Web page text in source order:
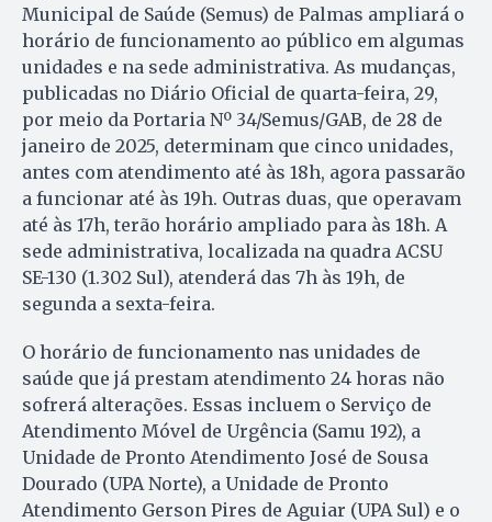
Municipal de Saúde (Semus) de Palmas ampliará o
horário de funcionamento ao público em algumas
unidades e na sede administrativa. As mudanças,
publicadas no Diário Oficial de quarta-feira, 29,
por meio da Portaria Nº 34/Semus/GAB, de 28 de
janeiro de 2025, determinam que cinco unidades,
antes com atendimento até às 18h, agora passarão
a funcionar até às 19h. Outras duas, que operavam
até às 17h, terão horário ampliado para às 18h. A
sede administrativa, localizada na quadra ACSU
SE-130 (1.302 Sul), atenderá das 7h às 19h, de
segunda a sexta-feira.
O horário de funcionamento nas unidades de
saúde que já prestam atendimento 24 horas não
sofrerá alterações. Essas incluem o Serviço de
Atendimento Móvel de Urgência (Samu 192), a
Unidade de Pronto Atendimento José de Sousa
Dourado (UPA Norte), a Unidade de Pronto
Atendimento Gerson Pires de Aguiar (UPA Sul) e o